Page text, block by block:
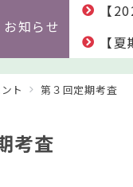
お知らせ
【
【
ト 第３回定期考査
考査